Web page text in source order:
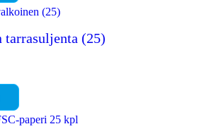
(25)